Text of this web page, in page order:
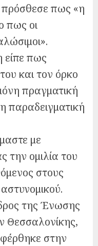
πρόσθεσε πως «η
πως οι
είπε πως
και τον όρκο
πραγματική
παραδειγματική
με
την ομιλία του
στους
της Ένωσης
Θεσσαλονίκης,
στην